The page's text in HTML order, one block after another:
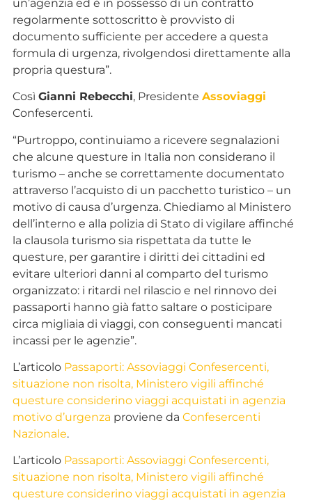
un’agenzia ed è in possesso di un contratto
regolarmente sottoscritto è provvisto di
documento sufficiente per accedere a questa
formula di urgenza, rivolgendosi direttamente alla
propria questura”.
Così Gianni Rebecchi, Presidente Assoviaggi
Confesercenti.
“Purtroppo, continuiamo a ricevere segnalazioni
che alcune questure in Italia non considerano il
turismo – anche se correttamente documentato
attraverso l’acquisto di un pacchetto turistico – un
motivo di causa d’urgenza. Chiediamo al Ministero
dell’interno e alla polizia di Stato di vigilare affinché
la clausola turismo sia rispettata da tutte le
questure, per garantire i diritti dei cittadini ed
evitare ulteriori danni al comparto del turismo
organizzato: i ritardi nel rilascio e nel rinnovo dei
passaporti hanno già fatto saltare o posticipare
circa migliaia di viaggi, con conseguenti mancati
incassi per le agenzie”.
L’articolo Passaporti: Assoviaggi Confesercenti,
situazione non risolta, Ministero vigili affinché
questure considerino viaggi acquistati in agenzia
motivo d’urgenza proviene da Confesercenti
Nazionale.
L’articolo Passaporti: Assoviaggi Confesercenti,
situazione non risolta, Ministero vigili affinché
questure considerino viaggi acquistati in agenzia